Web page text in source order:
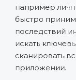
например
быстро
последствий
искать
сканировать
приложении.